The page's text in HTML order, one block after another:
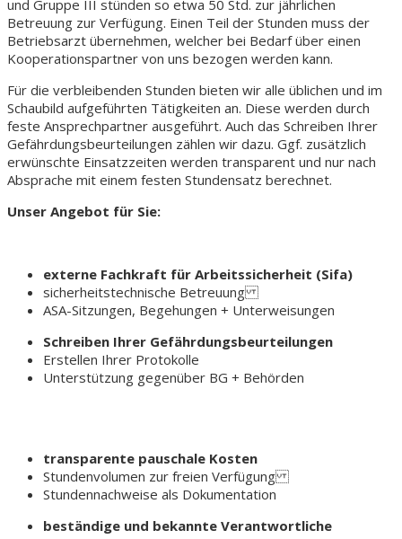
und Gruppe III stünden so etwa 50 Std. zur jährlichen
Betreuung zur Verfügung. Einen Teil der Stunden muss der
Betriebsarzt übernehmen, welcher bei Bedarf über einen
Kooperationspartner von uns bezogen werden kann.
Für die verbleibenden Stunden bieten wir alle üblichen und im
Schaubild aufgeführten Tätigkeiten an. Diese werden durch
feste Ansprechpartner ausgeführt. Auch das Schreiben Ihrer
Gefährdungsbeurteilungen zählen wir dazu. Ggf. zusätzlich
erwünschte Einsatzzeiten werden transparent und nur nach
Absprache mit einem festen Stundensatz berechnet.
Unser Angebot für Sie:
externe Fachkraft für Arbeitssicherheit (Sifa)
sicherheitstechnische Betreuung
ASA-Sitzungen, Begehungen + Unterweisungen
Schreiben Ihrer Gefährdungsbeurteilungen
Erstellen Ihrer Protokolle
Unterstützung gegenüber BG + Behörden
transparente pauschale Kosten
Stundenvolumen zur freien Verfügung
Stundennachweise als Dokumentation
beständige und bekannte Verantwortliche